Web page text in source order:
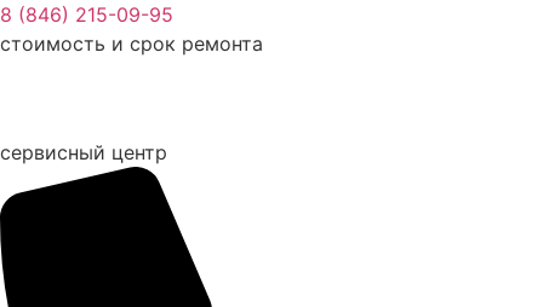
Перейти
к
8 (846) 215-09-95
стоимость и срок ремонта
сервисный центр